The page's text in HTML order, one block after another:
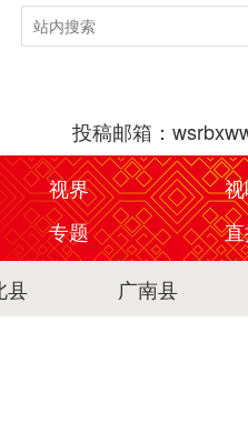
投稿邮箱：
视界
专题
县 广南县